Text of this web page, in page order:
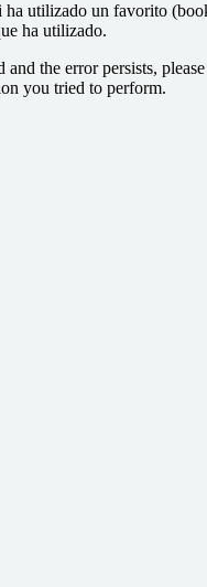
ha utilizado un favorito
ha utilizado.
the error persists, please
you tried to perform.